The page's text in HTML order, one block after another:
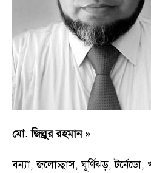
মো. জিল্লুর রহমান »
বন্যা, জলোচ্ছ্বাস, ঘূর্ণিঝড়, টর্নেডো,